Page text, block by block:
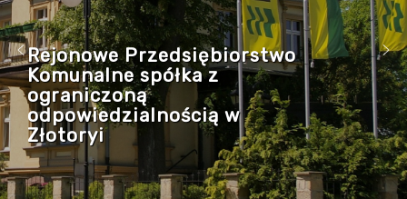
Rejonowe Przedsiębiorstwo
Komunalne spółka z
ograniczoną
odpowiedzialnością w
Złotoryi